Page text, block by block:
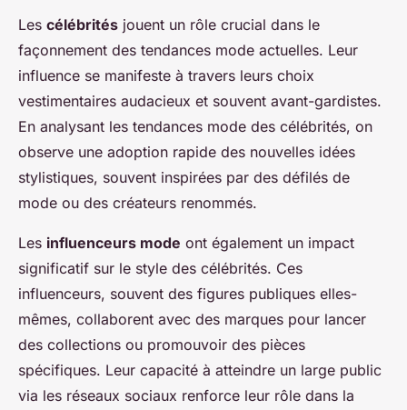
Les célébrités jouent un rôle crucial dans le
façonnement des tendances mode actuelles. Leur
influence se manifeste à travers leurs choix
vestimentaires audacieux et souvent avant-gardistes.
En analysant les tendances mode des célébrités, on
observe une adoption rapide des nouvelles idées
stylistiques, souvent inspirées par des défilés de
mode ou des créateurs renommés.
Les influenceurs mode ont également un impact
significatif sur le style des célébrités. Ces
influenceurs, souvent des figures publiques elles-
mêmes, collaborent avec des marques pour lancer
des collections ou promouvoir des pièces
spécifiques. Leur capacité à atteindre un large public
via les réseaux sociaux renforce leur rôle dans la